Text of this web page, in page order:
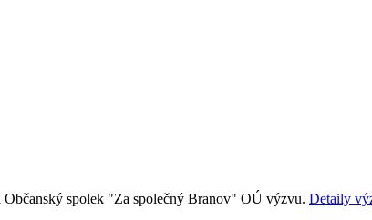
Občanský spolek "Za společný Branov" OÚ výzvu. Detaily